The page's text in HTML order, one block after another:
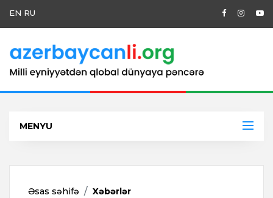
EN RU
MENYU
Əsas səhifə Xəbərlər